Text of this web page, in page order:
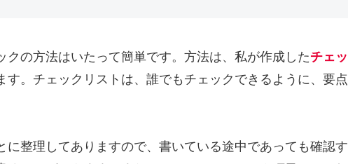
クの方法はいたって簡単です。方法は、私が作成したチェッ
す。チェックリストは、誰でもチェックできるように、要点
に整理してありますので、書いている途中であっても確認す